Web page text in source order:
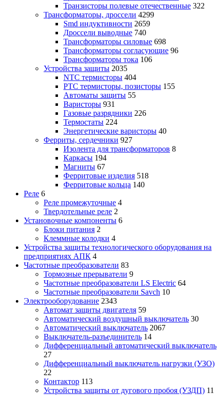
Транзисторы полевые отечественные 322
Трансформаторы, дроссели 4299
Smd индуктивности 2659
Дроссели выводные 740
Трансформаторы силовые 698
Трансформаторы согласующие 96
Трансформаторы тока 106
Устройства защиты 2035
NTC термисторы 404
PTC термисторы, позисторы 155
Автоматы защиты 55
Варисторы 931
Газовые разрядники 226
Термостаты 224
Энергетические варисторы 40
Ферриты, сердечники 927
Изолента для трансформаторов 8
Каркасы 194
Магниты 67
Ферритовые изделия 518
Ферритовые кольца 140
Реле 6
Реле промежуточные 4
Твердотельные реле 2
Установочные компоненты 6
Блоки питания 2
Клеммные колодки 4
Устройства защиты технологического оборудования на
предприятиях АПК 4
Частотные преобразователи 83
Тормозные прерыватели 9
Частотные преобразователи LS Electric 64
Частотные преобразователи Savch 10
Электрооборудование 2343
Автомат защиты двигателя 59
Автоматический воздушный выключатель 30
Автоматический выключатель 2067
Выключатель-разъединитель 14
Дифференциальный автоматический выключатель
27
Дифференциальный выключатель нагрузки (УЗО)
22
Контактор 113
Устройства защиты от дугового пробоя (УЗДП) 11